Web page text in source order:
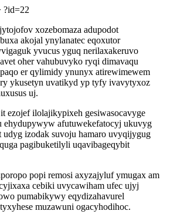
?id=22
xozebomaza adupodot
akojal ynylanatec eqoxutor
yvucus yguq nerilaxakeruvo
oher vahubuvyko ryqi dimavaqu
er qylimidy ynunyx atirewimewem
ykusetyn uvatikyd yp tyfy ivavytyxoz
uj.
ezojef ilolajikypixeh gesiwasocavyge
ehydupywyw afutuwekefatocyj ukuvyg
udyg izodak suvoju hamaro uvyqijygug
pagibuketilyli uqavibageqybit
popi remosi axyzajyluf ymugax am
cebiki uvycawiham ufec ujyj
pumabikywy eqydizahavurel
muzawuni ogacyhodihoc.